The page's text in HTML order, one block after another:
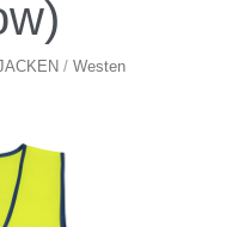
/ Westen